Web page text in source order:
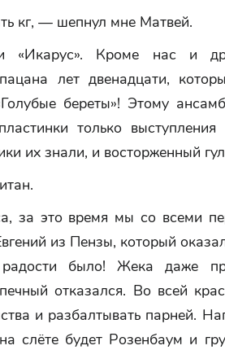
кг, — шепнул мне Матвей.
«Икарус». Кроме нас и
лет двенадцати,
береты»! Этому
только выступления
их знали, и восторженный
за это время мы со всеми
из Пензы, который
было! Жека даже
отказался. Во всей
и разбалтывать парней.
слёте будет Розенбаум и